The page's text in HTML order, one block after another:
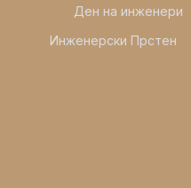
Ден на инженери
Инженерски Прстен